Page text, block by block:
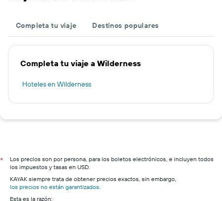
Completa tu viaje Destinos populares
Completa tu viaje a Wilderness
Hoteles en Wilderness
*
Los precios son por persona, para los boletos electrónicos, e incluyen todos
los impuestos y tasas en USD.
KAYAK siempre trata de obtener precios exactos, sin embargo,
los precios no están garantizados.
Esta es la razón: